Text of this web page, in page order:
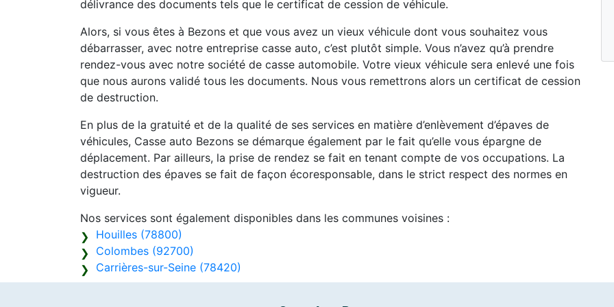
délivrance des documents tels que le certificat de cession de véhicule.
Alors, si vous êtes à Bezons et que vous avez un vieux véhicule dont vous souhaitez vous
débarrasser, avec notre entreprise casse auto, c’est plutôt simple. Vous n’avez qu’à prendre
rendez-vous avec notre société de casse automobile. Votre vieux véhicule sera enlevé une fois
que nous aurons validé tous les documents. Nous vous remettrons alors un certificat de cession
de destruction.
En plus de la gratuité et de la qualité de ses services en matière d’enlèvement d’épaves de
véhicules, Casse auto Bezons se démarque également par le fait qu’elle vous épargne de
déplacement. Par ailleurs, la prise de rendez se fait en tenant compte de vos occupations. La
destruction des épaves se fait de façon écoresponsable, dans le strict respect des normes en
vigueur.
Nos services sont également disponibles dans les communes voisines :
Houilles (78800)
Colombes (92700)
Carrières-sur-Seine (78420)